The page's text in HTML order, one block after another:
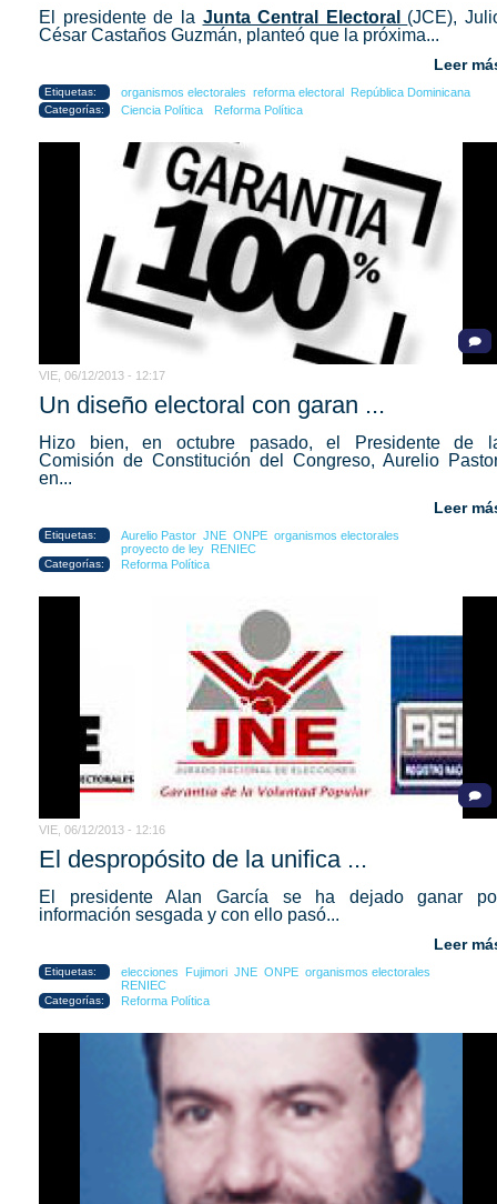
El presidente de la Junta Central Electoral (JCE),
César Castaños Guzmán, planteó que la próxima...
Leer
Etiquetas: organismos electorales reforma electoral República Dominicana
Categorías: Ciencia Política Reforma Política
VIE, 06/12/2013 - 12:17
Un diseño electoral con garan ...
Hizo bien, en octubre pasado, el Presidente de
Comisión de Constitución del Congreso, Aurelio
en...
Leer
Etiquetas: Aurelio Pastor JNE ONPE organismos electorales
proyecto de ley RENIEC
Categorías: Reforma Política
VIE, 06/12/2013 - 12:16
El despropósito de la unifica ...
El presidente Alan García se ha dejado ganar
información sesgada y con ello pasó...
Leer
Etiquetas: elecciones Fujimori JNE ONPE organismos electorales
RENIEC
Categorías: Reforma Política